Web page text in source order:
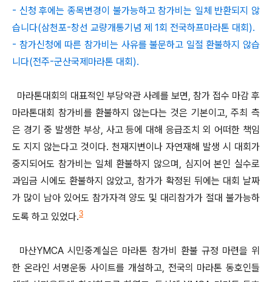
- 신청 후에는 종목변경이 불가능하고 참가비는 일체 반환되지 않
습니다(삼천포-창선 교량개통기념 제 1회 전국하프마라톤 대회).
- 참가신청에 따른 참가비는 사유를 불문하고 일절 환불하지 않습
니다(전주-군산국제마라톤 대회).
마라톤대회의 대표적인 부당약관 사례를 보면, 참가 접수 마감 후
마라톤대회 참가비를 환불하지 않는다는 것은 기본이고, 주최 측
은 경기 중 발생한 부상, 사고 등에 대해 응급조치 외 어떠한 책임
도 지지 않는다고 것이다. 천재지변이나 자연재해 발생 시 대회가
중지되어도 참가비는 일체 환불하지 않으며, 심지어 본인 실수로
과입금 시에도 환불하지 않았고, 참가가 확정된 뒤에는 대회 날짜
가 많이 남아 있어도 참가자격 양도 및 대리참가가 절대 불가능하
도록 하고 있었다.3
마산YMCA 시민중계실은 마라톤 참가비 환불 규정 마련을 위
한 온라인 서명운동 사이트를 개설하고, 전국의 마라톤 동호인들